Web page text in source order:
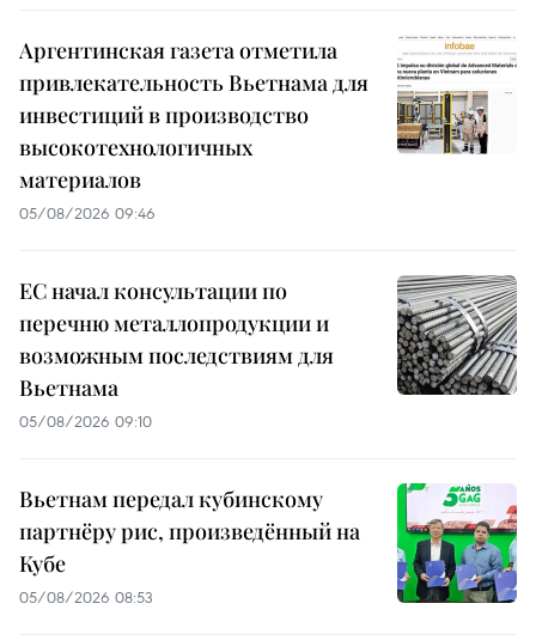
Аргентинская газета отметила
привлекательность Вьетнама для
инвестиций в производство
высокотехнологичных
материалов
05/08/2026 09:46
ЕС начал консультации по
перечню металлопродукции и
возможным последствиям для
Вьетнама
05/08/2026 09:10
Вьетнам передал кубинскому
партнёру рис, произведённый на
Кубе
05/08/2026 08:53